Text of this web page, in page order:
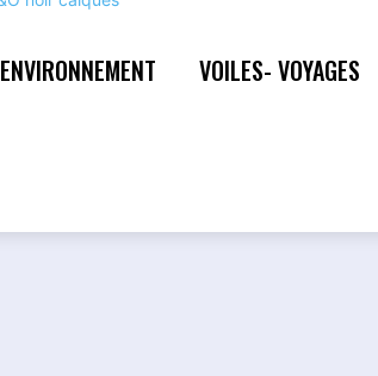
ENVIRONNEMENT VOILES- VOYAGES